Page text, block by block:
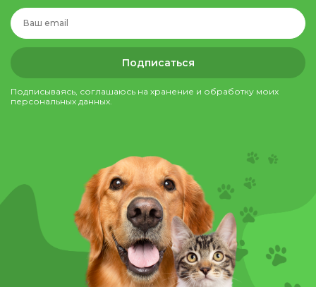
Подписаться
Подписываясь, соглашаюсь на хранение и обработку моих
персональных данных.